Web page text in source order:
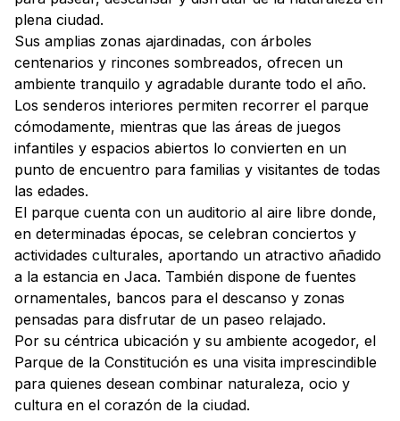
plena ciudad.
Sus amplias zonas ajardinadas, con árboles
centenarios y rincones sombreados, ofrecen un
ambiente tranquilo y agradable durante todo el año.
Los senderos interiores permiten recorrer el parque
cómodamente, mientras que las áreas de juegos
infantiles y espacios abiertos lo convierten en un
punto de encuentro para familias y visitantes de todas
las edades.
El parque cuenta con un auditorio al aire libre donde,
en determinadas épocas, se celebran conciertos y
actividades culturales, aportando un atractivo añadido
a la estancia en Jaca. También dispone de fuentes
ornamentales, bancos para el descanso y zonas
pensadas para disfrutar de un paseo relajado.
Por su céntrica ubicación y su ambiente acogedor, el
Parque de la Constitución es una visita imprescindible
para quienes desean combinar naturaleza, ocio y
cultura en el corazón de la ciudad.